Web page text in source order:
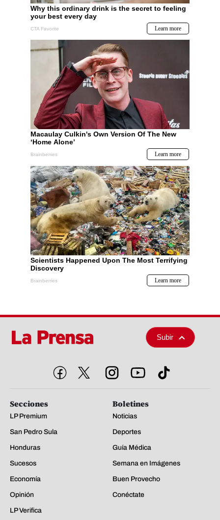
Subir
Secciones
LP Premium
San Pedro Sula
Honduras
Sucesos
Economía
Opinión
LP Verifica
Boletines
Noticias
Deportes
Guía Médica
Semana en Imágenes
Buen Provecho
Conéctate